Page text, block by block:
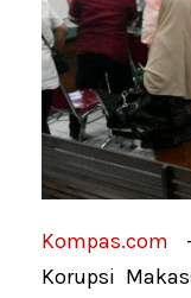
Kompas.com
Korupsi